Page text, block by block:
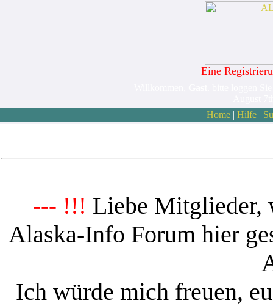
Eine
Home| Hilfe|
--- !!! Liebe Mitglieder,
Alaska-Info Forum hier
Ich würde mich freuen,